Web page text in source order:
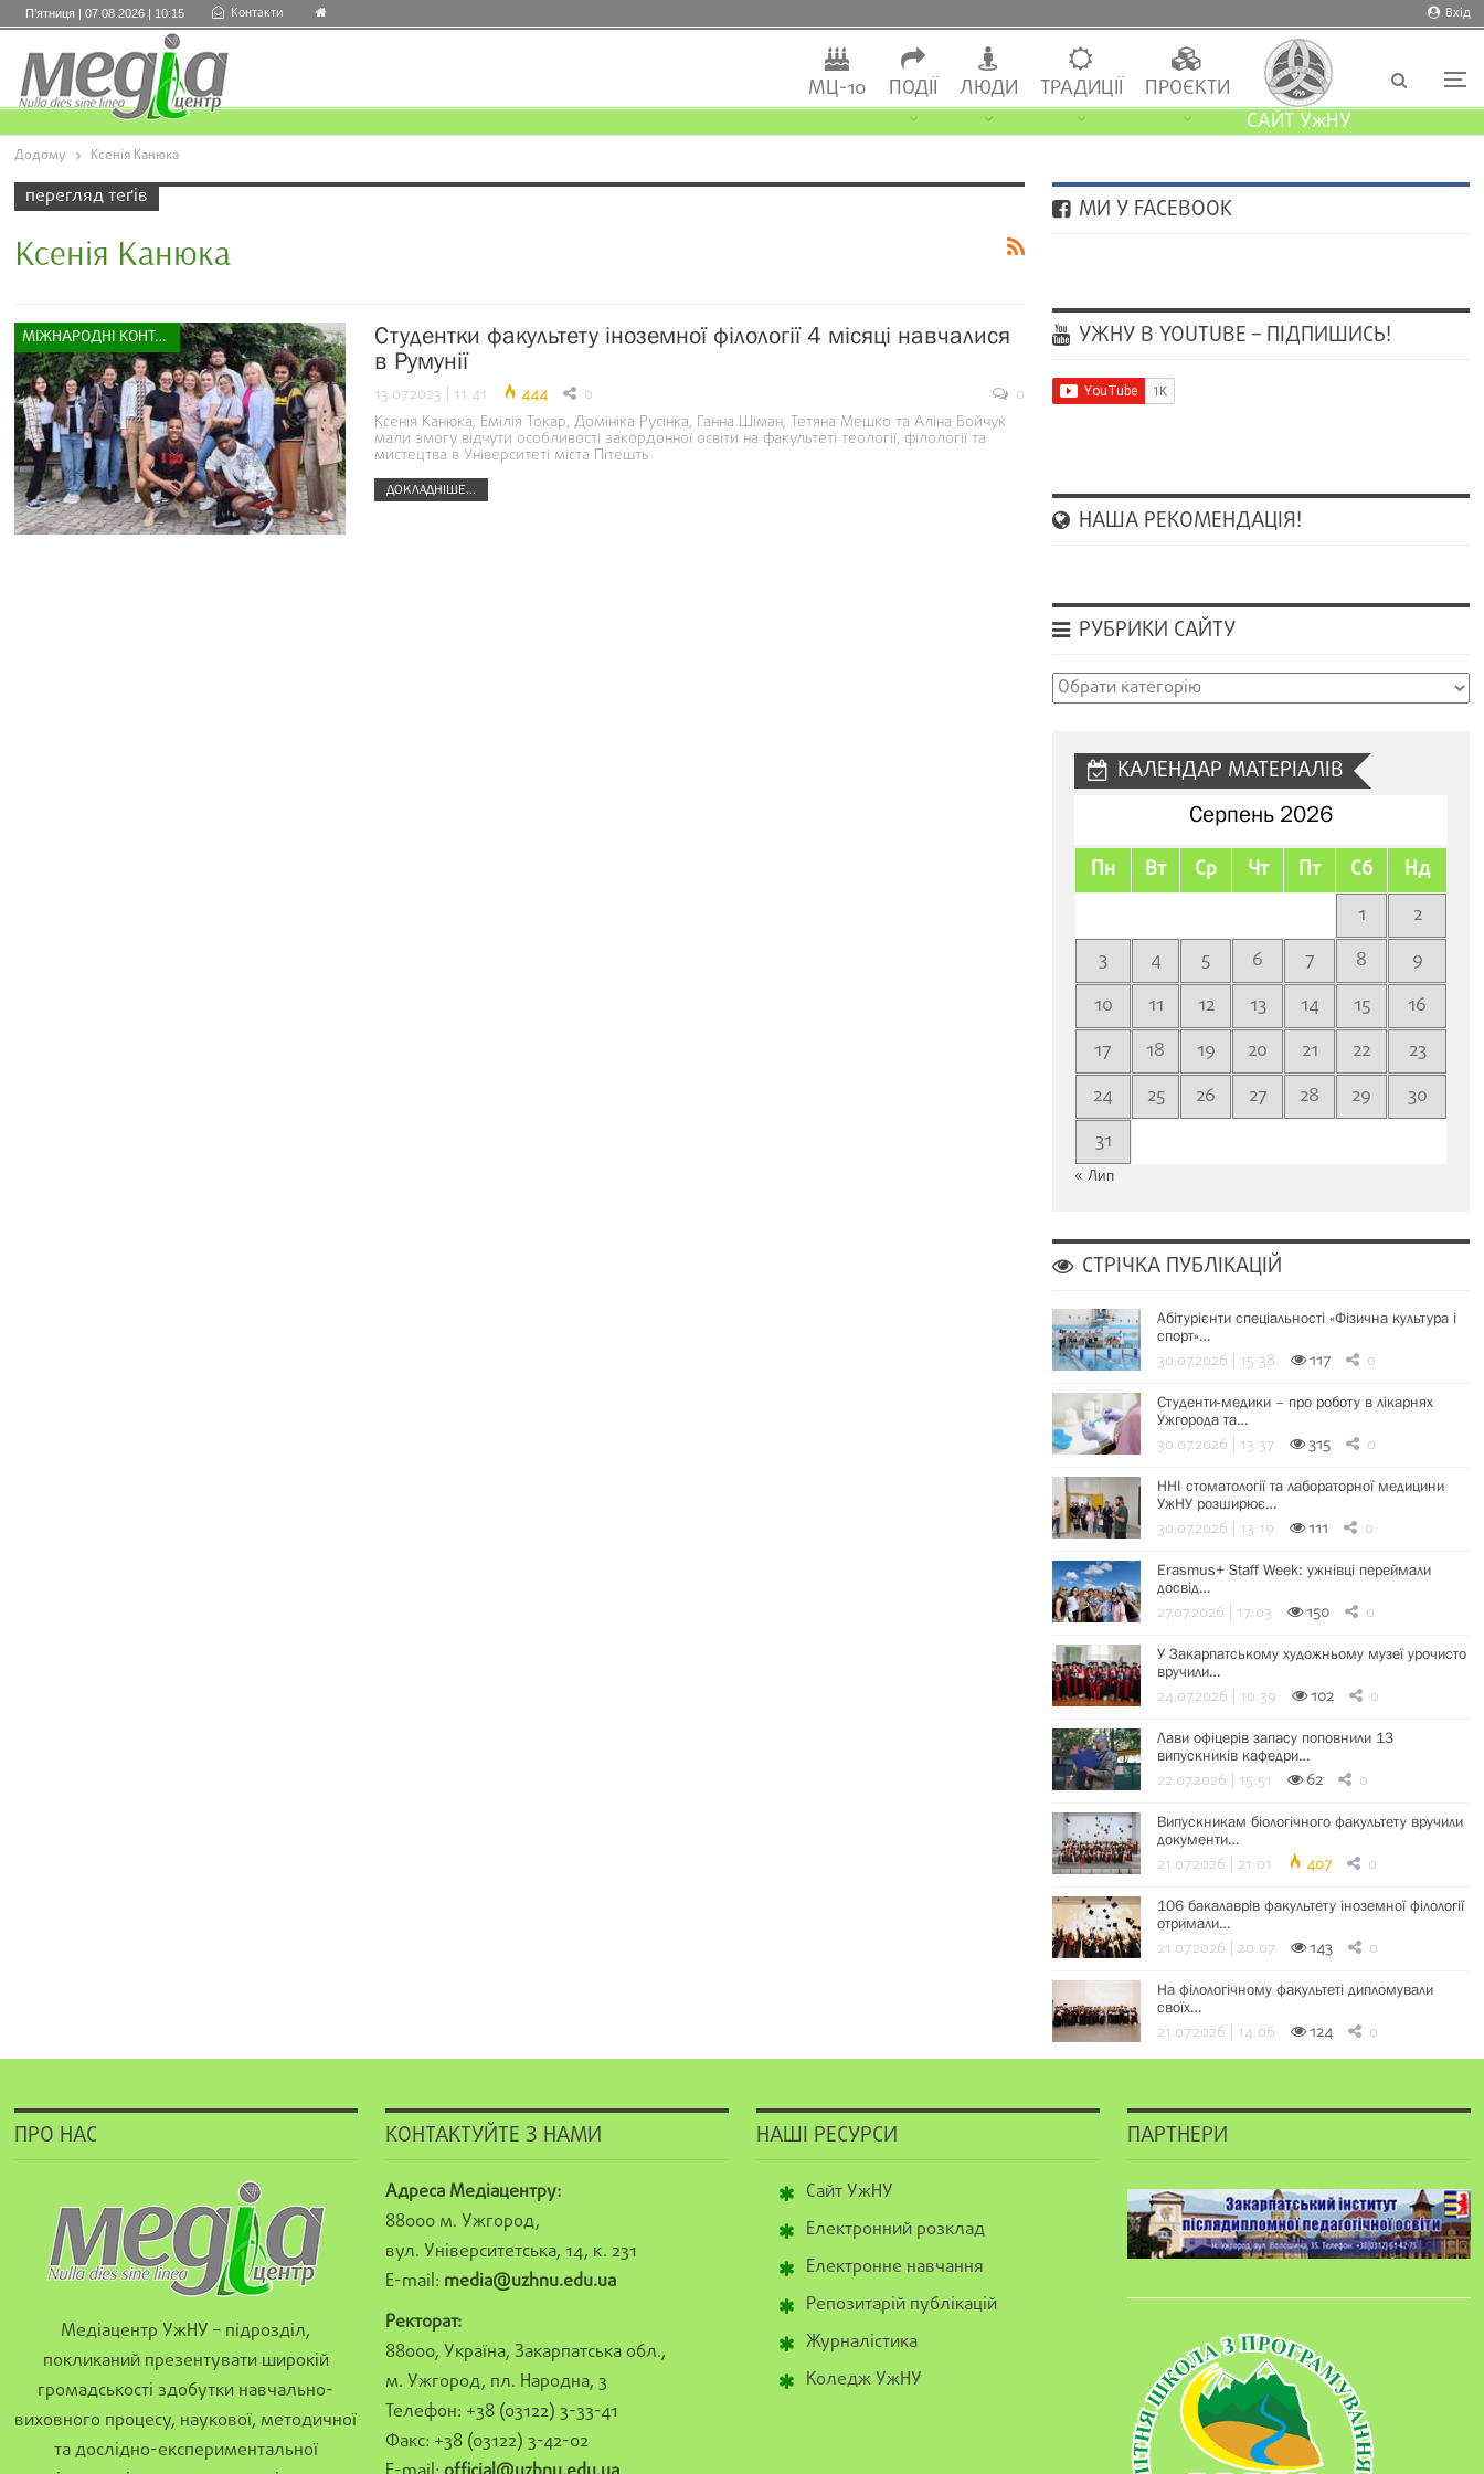
Вхід
П’ятниця | 07.08.2026 | 10:15 Контакти
МЦ-10 ПОДІЇ ЛЮДИ ТРАДИЦІЇ
ПРОЄКТИ
САЙТ УжНУ
Додому Ксенія Канюка
перегляд теґів
Ксенія Канюка
МІЖНАРОДНІ КОНТАКТИ
Студентки факультету іноземної філології 4 місяці навчалися
в Румунії
13.07.2023 | 11:41 444 0
0
Ксенія Канюка, Емілія Токар, Домініка Русінка, Ганна Шіман, Тетяна Мешко та Аліна Бойчук
мали змогу відчути особливості закордонної освіти на факультеті теології, філології та
мистецтва в Університеті міста Пітешть
ДОКЛАДНІШЕ...
МИ У FACEBOOK
УЖНУ В YOUTUBE – ПІДПИШИСЬ!
НАША РЕКОМЕНДАЦІЯ!
РУБРИКИ САЙТУ
Рубрики
КАЛЕНДАР МАТЕРІАЛІВ
Серпень 2026
Пн Вт Ср Чт Пт Сб Нд
1
2
3
4 5 6 7 8
9
10
11 12 13 14 15
16
17
18 19 20 21 22
23
24
25 26 27 28 29
30
31
« Лип
СТРІЧКА ПУБЛІКАЦІЙ
Абітурієнти спеціальності «Фізична культура і
спорт»…
30.07.2026 | 15:38 117 0
Студенти-медики – про роботу в лікарнях
Ужгорода та…
30.07.2026 | 13:37 315 0
ННІ стоматології та лабораторної медицини
УжНУ розширює…
30.07.2026 | 13:19 111 0
Erasmus+ Staff Week: ужнівці переймали
досвід…
27.07.2026 | 17:03 150 0
У Закарпатському художньому музеї урочисто
вручили…
24.07.2026 | 10:39 102 0
Лави офіцерів запасу поповнили 13
випускників кафедри…
22.07.2026 | 15:51 62 0
Випускникам біологічного факультету вручили
документи…
21.07.2026 | 21:01 407 0
106 бакалаврів факультету іноземної філології
отримали…
21.07.2026 | 20:07 143 0
На філологічному факультеті дипломували
своїх…
21.07.2026 | 14:06 124 0
ПРО НАС
Медіацентр УжНУ – підрозділ,
покликаний презентувати широкій
громадськості здобутки навчально-
виховного процесу, наукової, методичної
та дослідно-експериментальної
КОНТАКТУЙТЕ З НАМИ
Адреса Медіацентру:
88000 м. Ужгород,
вул. Університетська, 14, к. 231
E-mail: media@uzhnu.edu.ua
Ректорат:
88000, Україна, Закарпатська обл.,
м. Ужгород, пл. Народна, 3
Телефон: +38 (03122) 3-33-41
Факс: +38 (03122) 3-42-02
НАШІ РЕСУРСИ
Сайт УжНУ
Електронний розклад
Електронне навчання
Репозитарій публікацій
Журналістика
Коледж УжНУ
ПАРТНЕРИ